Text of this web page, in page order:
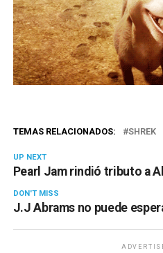
TEMAS RELACIONADOS: SHREK
UP NEXT
Pearl Jam rindió tributo a
DON'T MISS
J.J Abrams no puede